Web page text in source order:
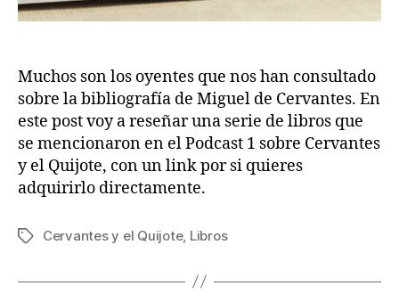
Muchos son los oyentes que nos han consultado
sobre la bibliografía de Miguel de Cervantes. En
este post voy a reseñar una serie de libros que
se mencionaron en el Podcast 1 sobre Cervantes
y el Quijote, con un link por si quieres
adquirirlo directamente.
Etiquetas
Cervantes y el Quijote, Libros